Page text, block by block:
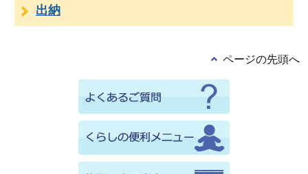
出納
ページの先頭へ